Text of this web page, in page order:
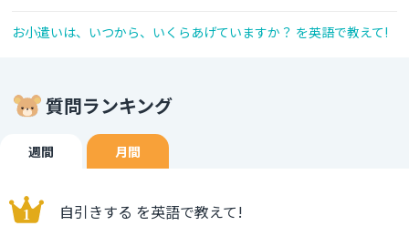
お小遣いは、いつから、いくらあげていますか？ を英語で教えて!
質問ランキング
週間 月間
自引きする を英語で教えて!